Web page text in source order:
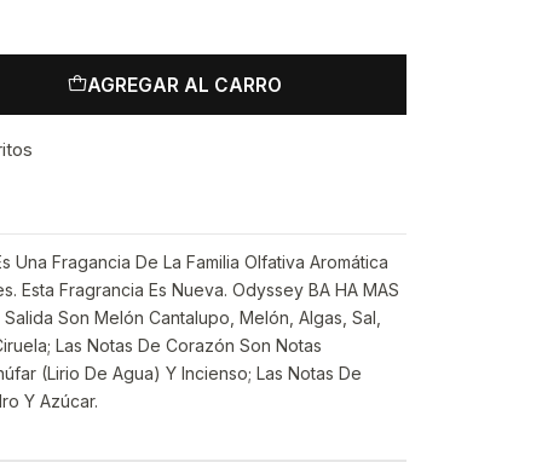
AGREGAR AL CARRO
Una Fragancia De La Familia Olfativa Aromática
Esta Fragrancia Es Nueva. Odyssey BA HA MAS
Son Melón Cantalupo, Melón, Algas, Sal,
Las Notas De Corazón Son Notas
(Lirio De Agua) Y Incienso; Las Notas De
Y Azúcar.